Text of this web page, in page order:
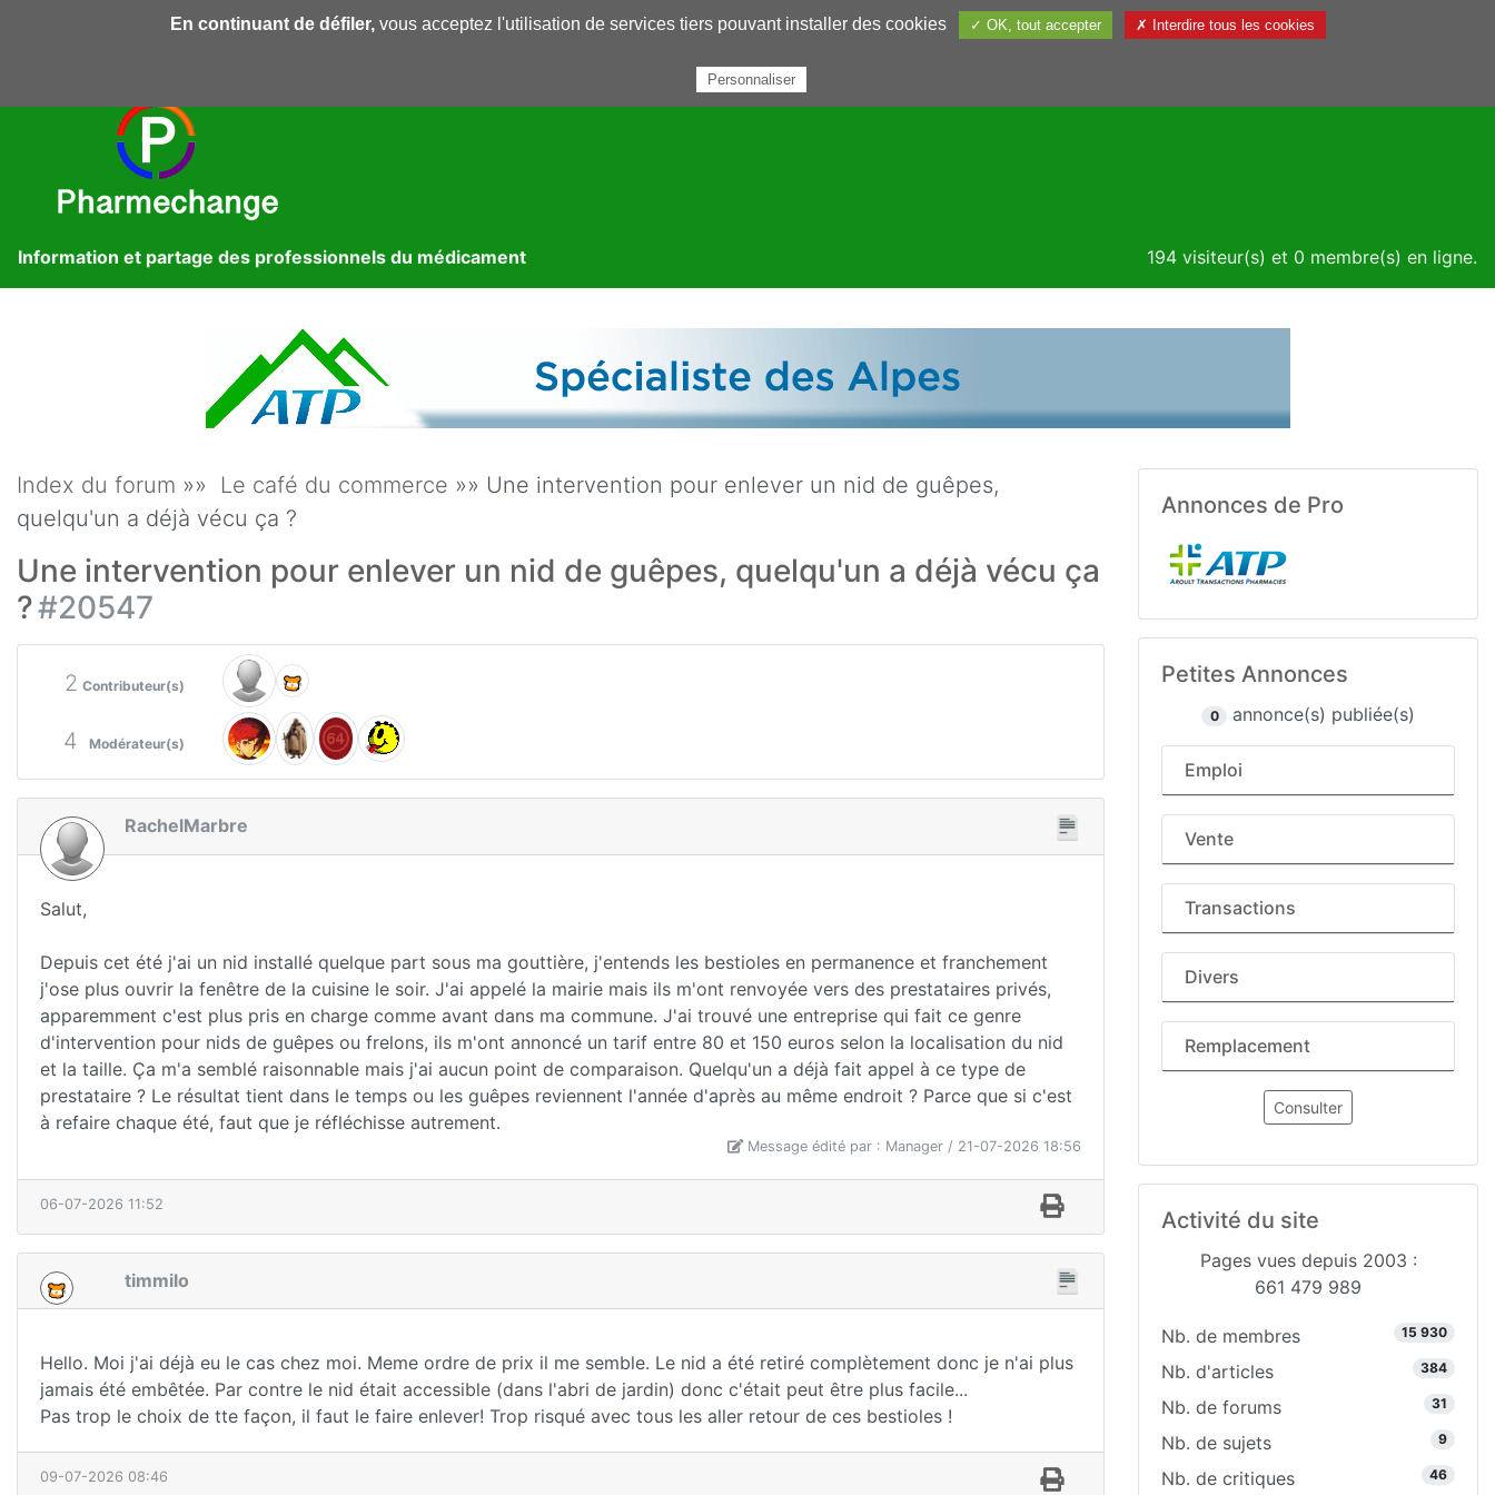
Pharmechange Forums Dossiers Presse Librairie Annuaires Petites annonces Nous contacter Utile
Information et partage des professionnels du médicament 194 visiteur(s) et 0 membre(s) en ligne.
Index du forum »» Le café du commerce »» Une intervention pour enlever un nid de guêpes,
quelqu'un a déjà vécu ça ?
Une intervention pour enlever un nid de guêpes, quelqu'un a déjà vécu ça
?#20547
2 Contributeur(s)
4 Modérateur(s)
RachelMarbre
Salut,
Depuis cet été j'ai un nid installé quelque part sous ma gouttière, j'entends les bestioles en permanence et franchement
j'ose plus ouvrir la fenêtre de la cuisine le soir. J'ai appelé la mairie mais ils m'ont renvoyée vers des prestataires privés,
apparemment c'est plus pris en charge comme avant dans ma commune. J'ai trouvé une entreprise qui fait ce genre
d'intervention pour nids de guêpes ou frelons, ils m'ont annoncé un tarif entre 80 et 150 euros selon la localisation du nid
et la taille. Ça m'a semblé raisonnable mais j'ai aucun point de comparaison. Quelqu'un a déjà fait appel à ce type de
prestataire ? Le résultat tient dans le temps ou les guêpes reviennent l'année d'après au même endroit ? Parce que si c'est
à refaire chaque été, faut que je réfléchisse autrement.
Message édité par : Manager / 21-07-2026 18:56
06-07-2026 11:52
timmilo
Hello. Moi j'ai déjà eu le cas chez moi. Meme ordre de prix il me semble. Le nid a été retiré complètement donc je n'ai plus
jamais été embêtée. Par contre le nid était accessible (dans l'abri de jardin) donc c'était peut être plus facile...
Pas trop le choix de tte façon, il faut le faire enlever! Trop risqué avec tous les aller retour de ces bestioles !
09-07-2026 08:46
Annonces de Pro
Petites Annonces
0 annonce(s) publiée(s)
Emploi
Vente
Transactions
Divers
Remplacement
Consulter
Activité du site
Pages vues depuis 2003 :
661 479 989
Nb. de membres 15 930
Nb. d'articles 384
Nb. de forums 31
Nb. de sujets 9
Nb. de critiques 46
En continuant de défiler,vous acceptez l'utilisation de services tiers pouvant installer des cookies ✓ OK, tout accepter ✗ Interdire tous les cookies
Personnaliser